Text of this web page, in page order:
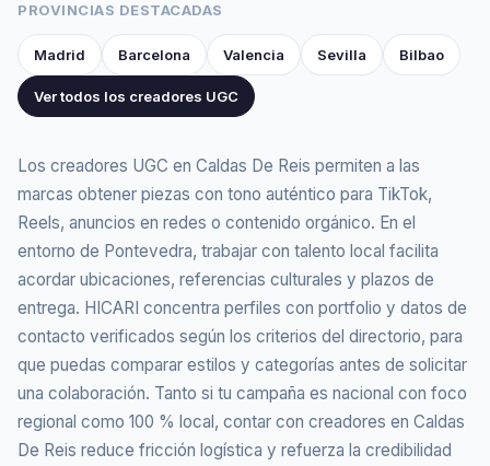
PROVINCIAS DESTACADAS
Madrid Barcelona Valencia Sevilla Bilbao
Ver todos los creadores UGC
Los creadores UGC en Caldas De Reis permiten a las
marcas obtener piezas con tono auténtico para TikTok,
Reels, anuncios en redes o contenido orgánico. En el
entorno de Pontevedra, trabajar con talento local facilita
acordar ubicaciones, referencias culturales y plazos de
entrega. HICARI concentra perfiles con portfolio y datos de
contacto verificados según los criterios del directorio, para
que puedas comparar estilos y categorías antes de solicitar
una colaboración. Tanto si tu campaña es nacional con foco
regional como 100 % local, contar con creadores en Caldas
De Reis reduce fricción logística y refuerza la credibilidad